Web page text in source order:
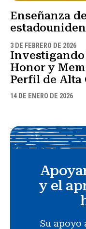
Enseñanza
3 DE FEBRERO DE 2026
Investigando
Honor y
Perfil de Alta
14 DE ENERO DE 2026
y el
Su apoyo